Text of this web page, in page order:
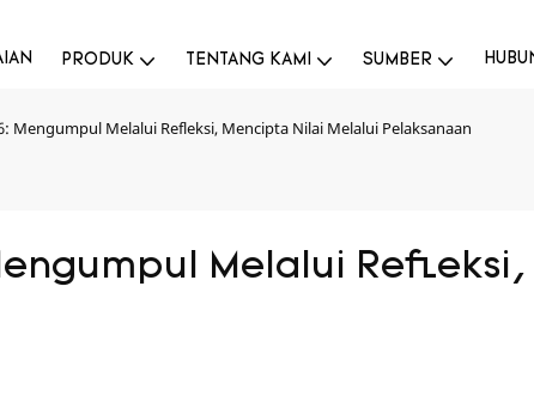
PRODUK TENTANG KAMI SUMBER
Mengumpul Melalui Refleksi, Mencipta Nilai Melalui Pelaksanaan
Melalui